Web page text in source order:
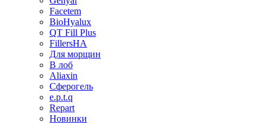
Facetem
BioHyalux
QT Fill Plus
FillersHA
Для морщин
В лоб
Aliaxin
Сферогель
e.p.t.q
Repart
Новинки